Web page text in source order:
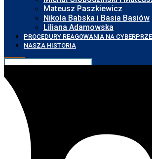
Mateusz Paszkiewicz
Nikola Babska i Basia Basiów
Liliana Adamowska
PROCEDURY REAGOWANIA NA
NASZA HISTORIA